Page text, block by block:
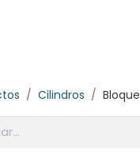
Cilindros Bloque